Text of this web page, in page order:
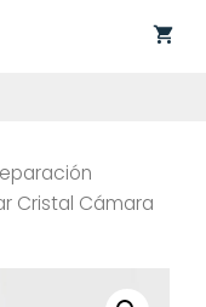
Cristal Cámara